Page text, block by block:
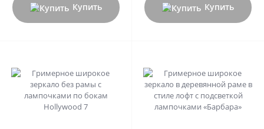
Купить Купить